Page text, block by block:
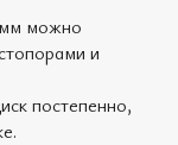
мм можно
и
постепенно,